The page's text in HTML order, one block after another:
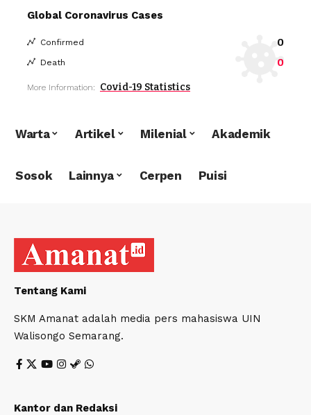
Global Coronavirus Cases
Confirmed 0
Death 0
More Information: Covid-19 Statistics
Warta Artikel Milenial Akademik
Sosok Lainnya Cerpen Puisi
Tentang Kami
SKM Amanat adalah media pers mahasiswa UIN
Walisongo Semarang.
Kantor dan Redaksi